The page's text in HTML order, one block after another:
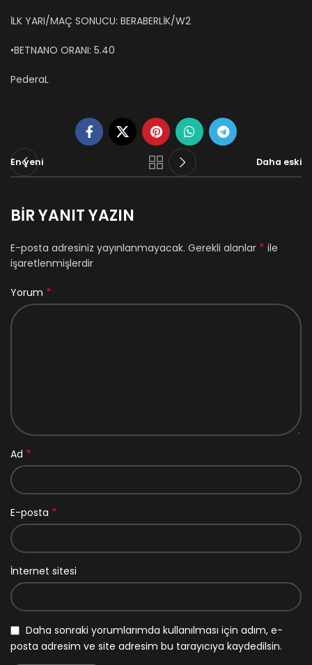
İLK YARI/MAÇ SONUCU: BERABERLİK/W2
•BETNANO ORANI: 5.40
PederaL
En yeni Daha eski
BIR YANIT YAZIN
E-posta adresiniz yayınlanmayacak. Gerekli alanlar * ile
işaretlenmişlerdir
Yorum *
Ad *
E-posta *
İnternet sitesi
Daha sonraki yorumlarımda kullanılması için adım, e-
posta adresim ve site adresim bu tarayıcıya kaydedilsin.